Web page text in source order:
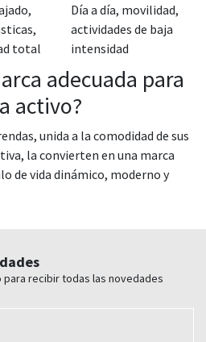
total
Día a día, movilidad,
actividades de baja
intensidad
adecuada para
activo?
unida a la comodidad de sus
la convierten en una marca
de vida dinámico, moderno y
recibir todas las novedades